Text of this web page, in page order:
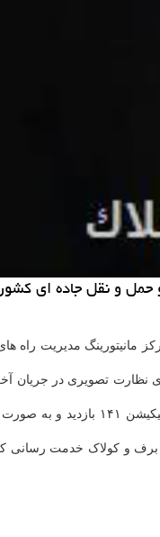
و نقل جاده ای
مانیتورینگ مدیریت
نظارت تصویری در جریان
مرکز مدیریت راه های کشور همچون
و کولاک خدمت رسانی